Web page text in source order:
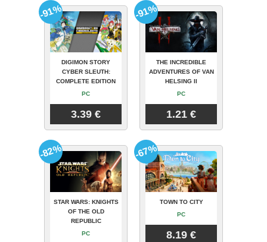
DIGIMON STORY
CYBER SLEUTH:
COMPLETE EDITION
PC
3.39 €
-91%
THE INCREDIBLE
ADVENTURES OF VAN
HELSING II
PC
1.21 €
-91%
STAR WARS: KNIGHTS
OF THE OLD
REPUBLIC
PC
-82%
TOWN TO CITY
PC
8.19 €
-67%